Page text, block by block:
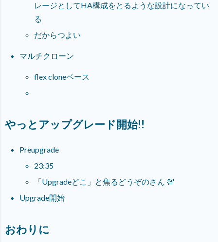
レージとしてHA構成をとるような設計になってい
る
だからつよい
マルチクローン
flex cloneベース
やっとアップグレード開始!!
Preupgrade
23:35
「Upgradeどこ」と焦るどうぞのさん 💯
Upgrade開始
おわりに